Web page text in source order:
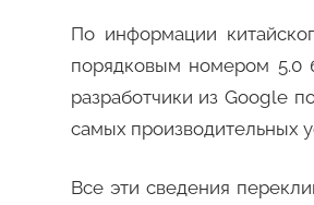
По информации
порядковым номером 5.0
разработчики из Google
самых производительных
Все эти сведения